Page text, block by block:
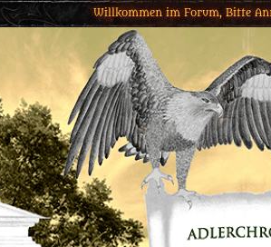
Willkommen im Forum, Bitte